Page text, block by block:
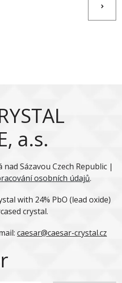
a.s.
nad Sázavou Czech Republic |
osobních údajů.
with 24% PbO (lead oxide)
crystal.
caesar@caesar-crystal.cz